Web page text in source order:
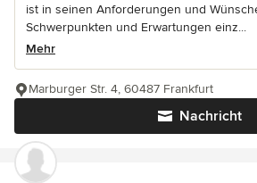
ist in seinen Anforderungen und
Schwerpunkten und Erwartungen einz...
Mehr
Nachricht
Marburger Str. 4, 60487 Frankfurt